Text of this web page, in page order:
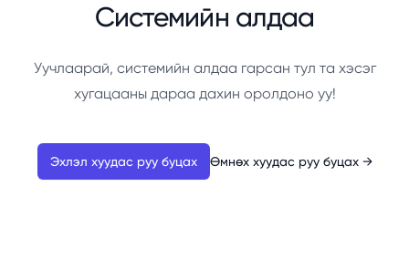
Системийн алдаа
Уучлаарай, системийн алдаа гарсан тул та хэсэг
хугацааны дараа дахин оролдоно уу!
Эхлэл хуудас руу буцах Өмнөх хуудас руу буцах →